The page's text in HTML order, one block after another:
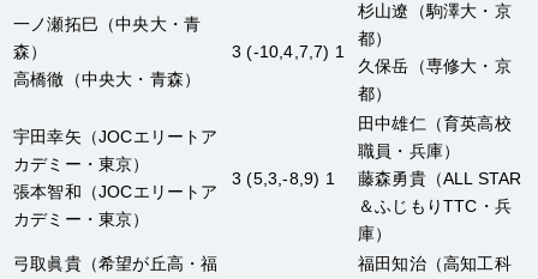
一ノ瀬拓巳 （中央大・青
森）
高橋徹 （中央大・青森）
3 (-10,4,7,7) 1
杉山遼
（駒澤大・京
都）
久保岳 （専修大・京
都）
宇田幸矢 （JOCエリートア
カデミー・東京）
張本智和 （JOCエリートア
カデミー・東京）
3 (5,3,-8,9) 1
田中雄仁（育英高校
職員・兵庫）
藤森勇貴（ALL STAR
＆ふじもりTTC・兵
庫）
弓取眞貴（希望が丘高・福
福田知治（高知工科